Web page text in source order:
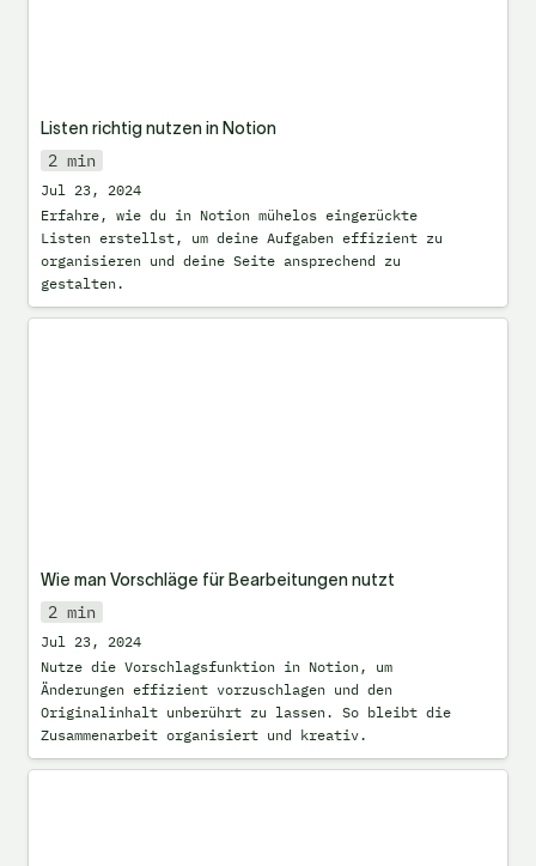
Listen richtig nutzen in Notion
2 min
Jul 23, 2024
Erfahre, wie du in Notion mühelos eingerückte
Listen erstellst, um deine Aufgaben effizient zu
organisieren und deine Seite ansprechend zu
gestalten.
Wie man Vorschläge für Bearbeitungen nutzt
2 min
Jul 23, 2024
Nutze die Vorschlagsfunktion in Notion, um
Änderungen effizient vorzuschlagen und den
Originalinhalt unberührt zu lassen. So bleibt die
Zusammenarbeit organisiert und kreativ.